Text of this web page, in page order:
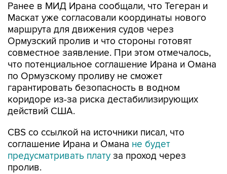
Ранее в МИД Ирана сообщали, что Тегеран и
Маскат уже согласовали координаты нового
маршрута для движения судов через
Ормузский пролив и что стороны готовят
совместное заявление. При этом отмечалось,
что потенциальное соглашение Ирана и Омана
по Ормузскому проливу не сможет
гарантировать безопасность в водном
коридоре из-за риска дестабилизирующих
действий США.
CBS со ссылкой на источники писал, что
соглашение Ирана и Омана не будет
предусматривать плату за проход через
пролив.